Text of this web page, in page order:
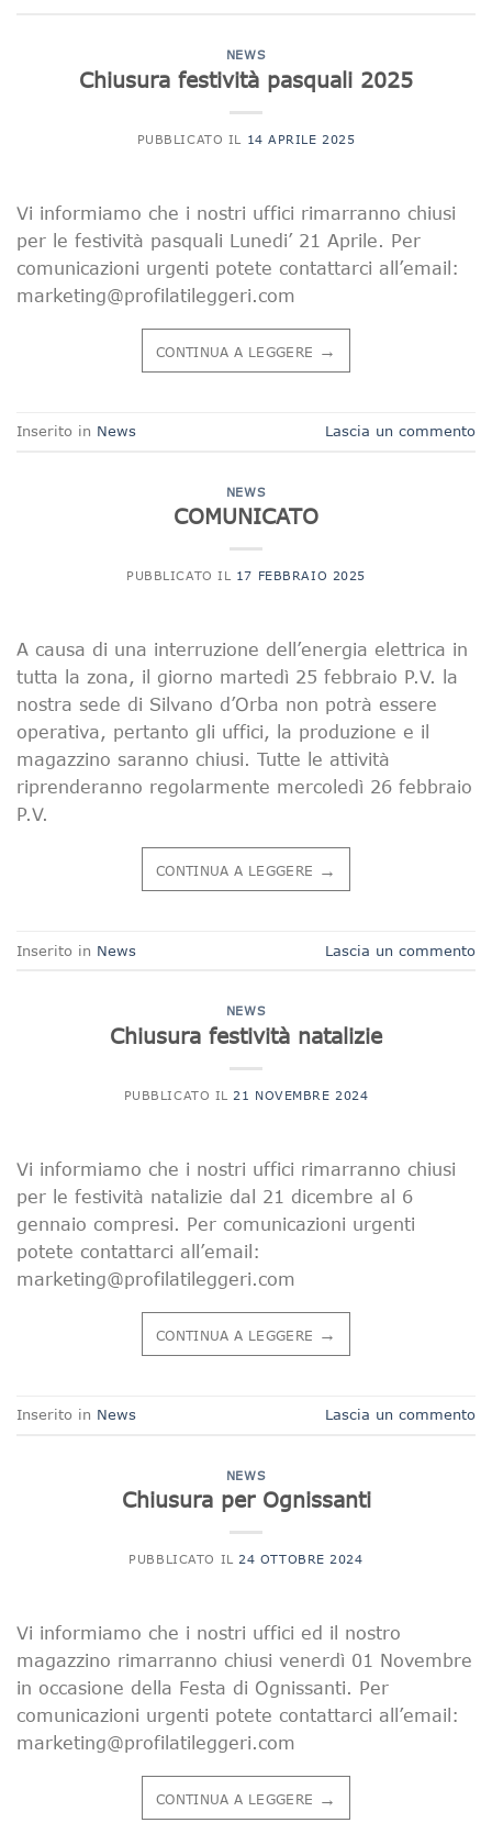
NEWS
Chiusura festività pasquali 2025
PUBBLICATO IL 14 APRILE 2025
Vi informiamo che i nostri uffici rimarranno chiusi
per le festività pasquali Lunedi’ 21 Aprile. Per
comunicazioni urgenti potete contattarci all’email:
marketing@profilatileggeri.com
CONTINUA A LEGGERE →
Inserito in News Lascia un commento
NEWS
COMUNICATO
PUBBLICATO IL 17 FEBBRAIO 2025
A causa di una interruzione dell’energia elettrica in
tutta la zona, il giorno martedì 25 febbraio P.V. la
nostra sede di Silvano d’Orba non potrà essere
operativa, pertanto gli uffici, la produzione e il
magazzino saranno chiusi. Tutte le attività
riprenderanno regolarmente mercoledì 26 febbraio
P.V.
CONTINUA A LEGGERE →
Inserito in News Lascia un commento
NEWS
Chiusura festività natalizie
PUBBLICATO IL 21 NOVEMBRE 2024
Vi informiamo che i nostri uffici rimarranno chiusi
per le festività natalizie dal 21 dicembre al 6
gennaio compresi. Per comunicazioni urgenti
potete contattarci all’email:
marketing@profilatileggeri.com
CONTINUA A LEGGERE →
Inserito in News Lascia un commento
NEWS
Chiusura per Ognissanti
PUBBLICATO IL 24 OTTOBRE 2024
Vi informiamo che i nostri uffici ed il nostro
magazzino rimarranno chiusi venerdì 01 Novembre
in occasione della Festa di Ognissanti. Per
comunicazioni urgenti potete contattarci all’email:
marketing@profilatileggeri.com
CONTINUA A LEGGERE →